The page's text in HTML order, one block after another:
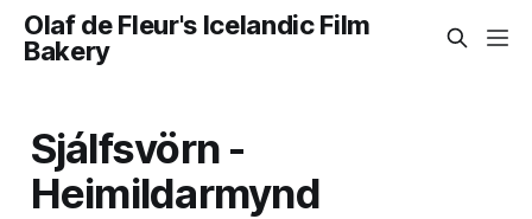
Olaf de Fleur's Icelandic Film
Bakery
Sjálfsvörn -
Heimildarmynd